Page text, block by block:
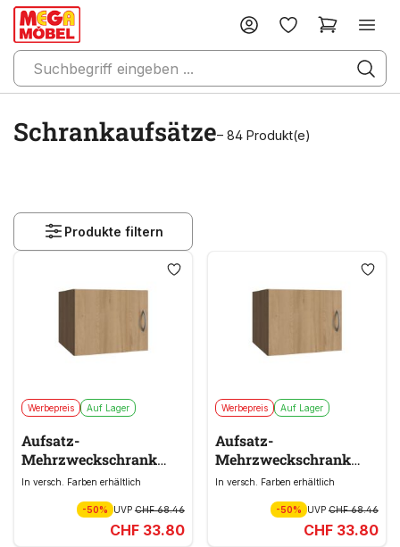
Schrankaufsätze– 84 Produkt(e)
Produkte filtern
Werbepreis Auf Lager
Aufsatz-
Mehrzweckschrank
MULTIRAUMKONZEPT
In versch. Farben erhältlich
-50% UVP CHF 68.46
CHF 33.80
Werbepreis Auf Lager
Aufsatz-
Mehrzweckschrank
MULTIRAUMKONZEPT
In versch. Farben erhältlich
-50% UVPCHF 68.46
CHF 33.80